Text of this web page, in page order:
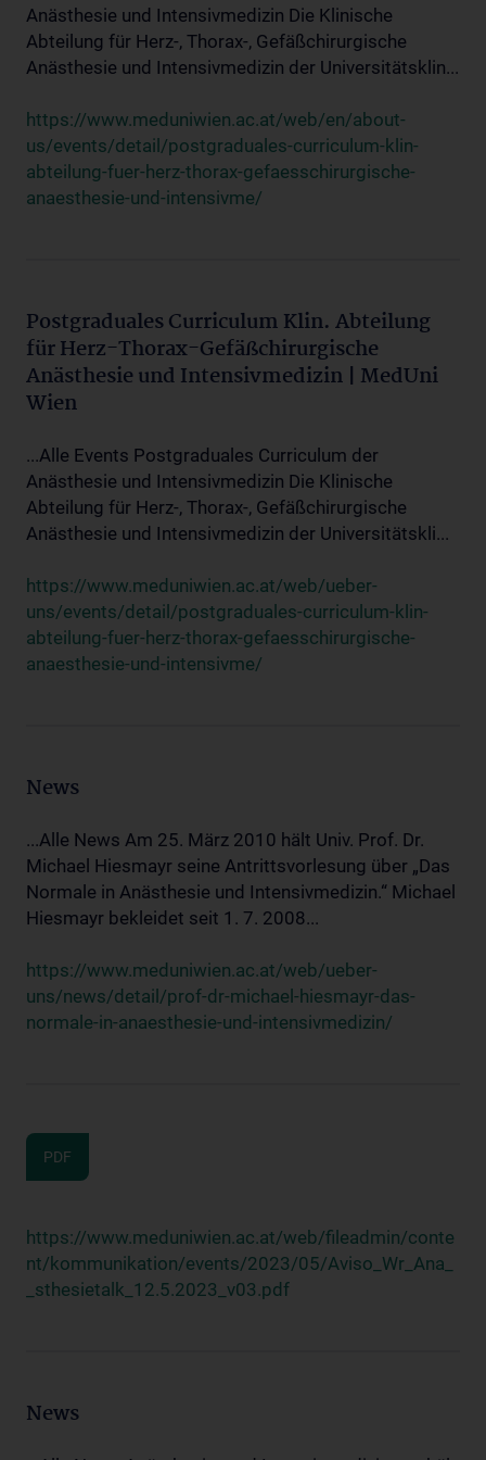
Anästhesie und Intensivmedizin Die Klinische
Abteilung für Herz-, Thorax-, Gefäßchirurgische
Anästhesie und Intensivmedizin der Universitätsklin...
https://www.meduniwien.ac.at/web/en/about-
us/events/detail/postgraduales-curriculum-klin-
abteilung-fuer-herz-thorax-gefaesschirurgische-
anaesthesie-und-intensivme/
Postgraduales Curriculum Klin. Abteilung
für Herz-Thorax-Gefäßchirurgische
Anästhesie und Intensivmedizin | MedUni
Wien
...Alle Events Postgraduales Curriculum der
Anästhesie und Intensivmedizin Die Klinische
Abteilung für Herz-, Thorax-, Gefäßchirurgische
Anästhesie und Intensivmedizin der Universitätskli...
https://www.meduniwien.ac.at/web/ueber-
uns/events/detail/postgraduales-curriculum-klin-
abteilung-fuer-herz-thorax-gefaesschirurgische-
anaesthesie-und-intensivme/
News
...Alle News Am 25. März 2010 hält Univ. Prof. Dr.
Michael Hiesmayr seine Antrittsvorlesung über „Das
Normale in Anästhesie und Intensivmedizin.“ Michael
Hiesmayr bekleidet seit 1. 7. 2008...
https://www.meduniwien.ac.at/web/ueber-
uns/news/detail/prof-dr-michael-hiesmayr-das-
normale-in-anaesthesie-und-intensivmedizin/
PDF
https://www.meduniwien.ac.at/web/fileadmin/conte
nt/kommunikation/events/2023/05/Aviso_Wr_Ana_
_sthesietalk_12.5.2023_v03.pdf
News